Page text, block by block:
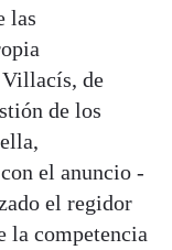
las
de
de los
el anuncio -
el regidor
la competencia